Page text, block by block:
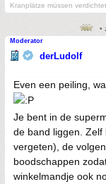
Kranplätze müssen
•
Moderator
derLudolf
Even een peiling,
Je bent in de
de band liggen. Zelf
vergeten), de
boodschappen
winkelmandje ook